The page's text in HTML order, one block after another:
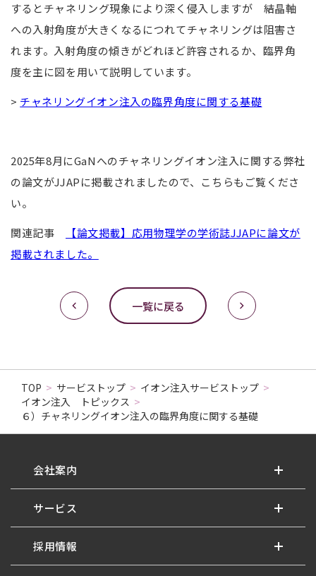
するとチャネリング現象により深く侵入しますが 結晶軸
への入射角度が大きくなるにつれてチャネリングは阻害さ
れます。入射角度の傾きがどれほど許容されるか、臨界角
度を主に図を用いて説明しています。
> チャネリングイオン注入の臨界角度に関する基礎
2025年8月にGaNへのチャネリングイオン注入に関する弊社
の論文がJJAPに掲載されましたので、こちらもご覧くださ
い。
関連記事
【論文掲載】応用物理学の学術誌JJAPに論文が
掲載されました。
一覧に戻る
TOP > サービストップ > イオン注入サービストップ >
イオン注入 トピックス >
６）チャネリングイオン注入の臨界角度に関する基礎
会社案内
サービス
採用情報